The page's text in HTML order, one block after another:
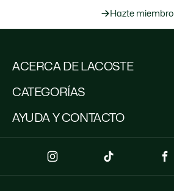
Hazte miembro
AYUDA Y CONTACTO
(+57) 3102511321*
CATEGORÍAS
Colección Hombre
Colección Niños
Polos para mujer
ACERCA DE LACOSTE
Protección de la marca
Trabaja con nosotros
Lacoste Members